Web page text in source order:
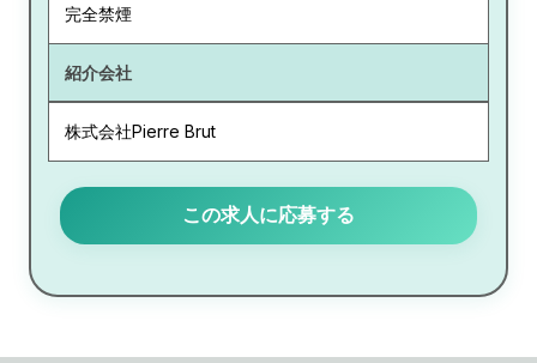
完全禁煙
紹介会社
株式会社Pierre Brut
この求人に応募する